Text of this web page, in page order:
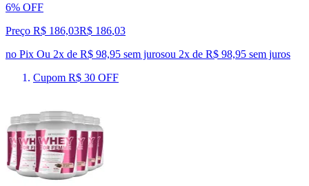
6% OFF
Preço R$ 186,03R$ 186,03
no Pix Ou 2x de R$ 98,95 sem jurosou 2x de R$ 98,95 sem juros
Cupom R$ 30 OFF